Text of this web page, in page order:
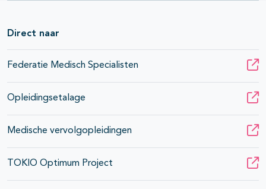
Direct naar
Federatie Medisch Specialisten
Opleidingsetalage
Medische vervolgopleidingen
TOKIO Optimum Project